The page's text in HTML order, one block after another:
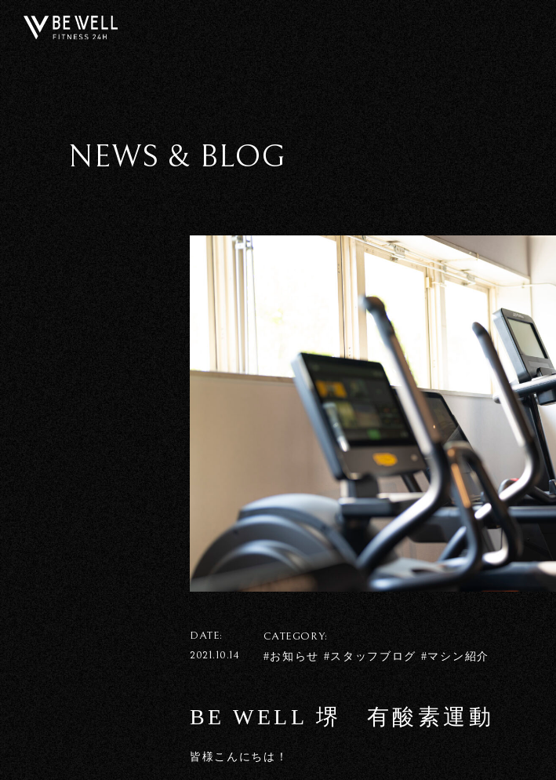
NEWS & BLOG
DATE:
2021.10.14
CATEGORY:
#お知らせ #スタッフブログ #マシン紹介
BE WELL 堺 有酸素運動
皆様こんにちは！